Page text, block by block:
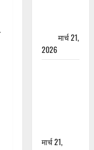
मार्च 21,
2026
मार्च 21,